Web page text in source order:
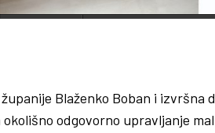
Blaženko Boban i
okolišno odgovorno upravljanje